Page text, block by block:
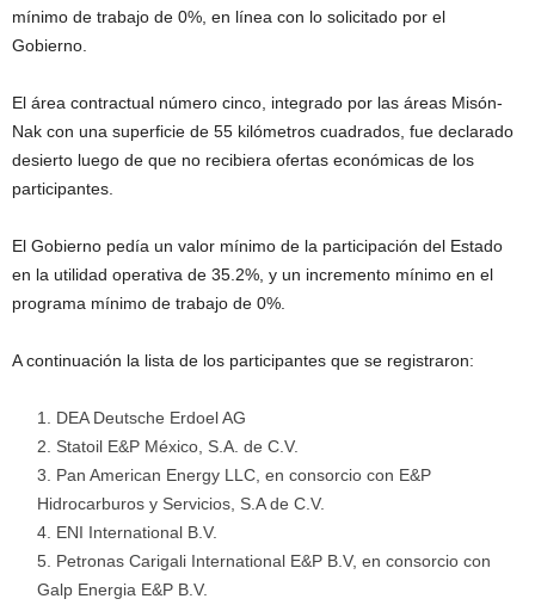
mínimo de trabajo de 0%, en línea con lo solicitado por el
Gobierno.
El área contractual número cinco, integrado por las áreas Misón-
Nak con una superficie de 55 kilómetros cuadrados, fue declarado
desierto luego de que no recibiera ofertas económicas de los
participantes.
El Gobierno pedía un valor mínimo de la participación del Estado
en la utilidad operativa de 35.2%, y un incremento mínimo en el
programa mínimo de trabajo de 0%.
A continuación la lista de los participantes que se registraron:
DEA Deutsche Erdoel AG
Statoil E&P México, S.A. de C.V.
Pan American Energy LLC, en consorcio con E&P
Hidrocarburos y Servicios, S.A de C.V.
ENI International B.V.
Petronas Carigali International E&P B.V, en consorcio con
Galp Energia E&P B.V.